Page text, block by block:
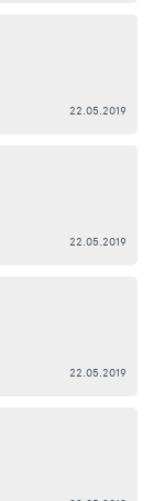
22.05.2019
22.05.2019
22.05.2019